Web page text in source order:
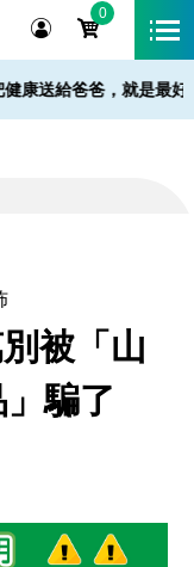
0
給爸爸，就是最好的
被「山
騙了